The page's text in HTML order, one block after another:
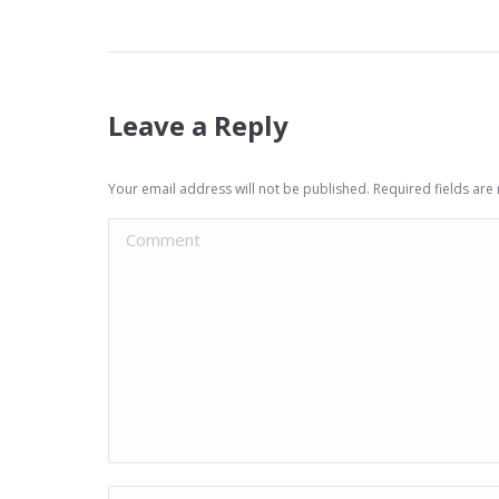
Leave a Reply
Your email address will not be published. Required fields are
Comment